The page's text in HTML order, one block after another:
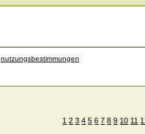
nutzungsbestimmungen
1 2 3 4 5 6 7 8 9 10 11